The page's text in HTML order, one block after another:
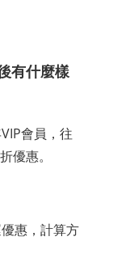
有什麼樣
會員，往
優惠。
惠，計算方